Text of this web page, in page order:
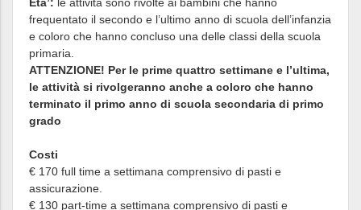
Età’: le attività sono rivolte ai bambini che hanno
frequentato il secondo e l’ultimo anno di scuola dell’infanzia
e coloro che hanno concluso una delle classi della scuola
primaria.
ATTENZIONE! Per le prime quattro settimane e l’ultima,
le attività si rivolgeranno anche a coloro che hanno
terminato il primo anno di scuola secondaria di primo
grado
Costi
€ 170 full time a settimana comprensivo di pasti e
assicurazione.
€ 130 part-time a settimana comprensivo di pasti e